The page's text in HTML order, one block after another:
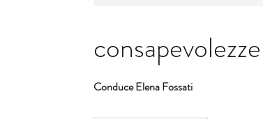
Conduce Elena Fossati